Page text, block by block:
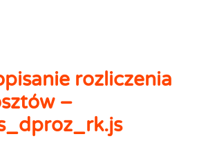
rozliczenia
–